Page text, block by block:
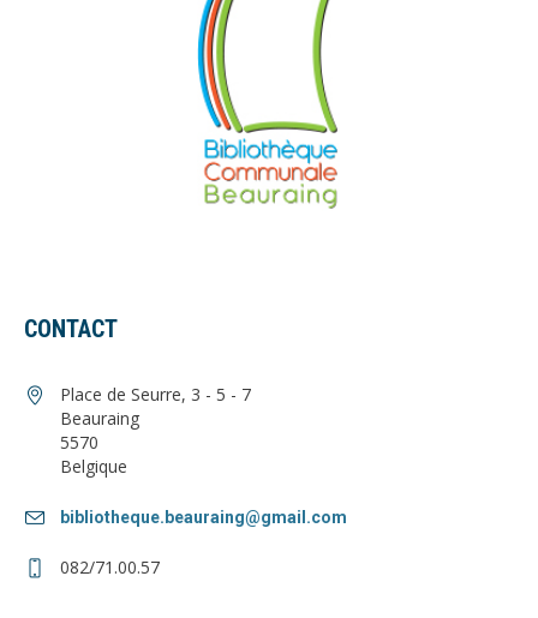
CONTACT
Place de Seurre, 3 - 5 - 7
Beauraing
5570
Belgique
bibliotheque.beauraing@gmail.com
082/71.00.57